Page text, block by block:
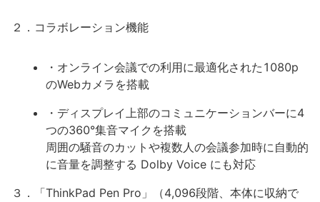
２．コラボレーション機能
・オンライン会議での利用に最適化された1080p
のWebカメラを搭載
・ディスプレイ上部のコミュニケーションバーに4
つの360°集音マイクを搭載
周囲の騒音のカットや複数人の会議参加時に自動的
に音量を調整する Dolby Voice にも対応
３．「ThinkPad Pen Pro」（4,096段階、本体に収納で